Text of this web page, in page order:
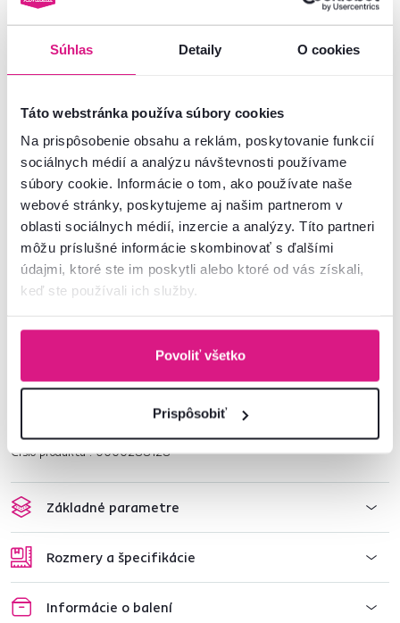
Súhlas Detaily O cookies
Táto webstránka používa súbory cookies
Na prispôsobenie obsahu a reklám, poskytovanie funkcií
sociálnych médií a analýzu návštevnosti používame
súbory cookie. Informácie o tom, ako používate naše
webové stránky, poskytujeme aj našim partnerom v
oblasti sociálnych médií, inzercie a analýzy. Títo partneri
môžu príslušné informácie skombinovať s ďalšími
údajmi, ktoré ste im poskytli alebo ktoré od vás získali,
keď ste používali ich služby.
Povoliť všetko
Prispôsobiť
Vhodné aj na iné druhy nealkoholických, aj alkoholických nápojov
Jedinečný farebný dizajn s rozmanitými vzormi
So vzorom a s farbou
Vzor sa na poháre kreslí ručne
Farba zafixovaná vypaľovaním pri vysokej teplote
Každý kus je jedinečný
Nevhodné do umývačky riadu
Neodporúča sa použitie v mikrovlnnej rúre
Sada pohárov je vyrábaná ručne z fúkaného skla. Preto sa poháre môžu
mierne líšiť od fotografie. Každý kus je jednoducho originál.
Doplňte set pohárov na víno GAIRA TYP 4 aj ostatnými typmi pohárov z
rady
pohárov a spríjemnite si špeciálne príležitosti.
Číslo produktu : 0000288128
Základné parametre
Rozmery a špecifikácie
Informácie o balení